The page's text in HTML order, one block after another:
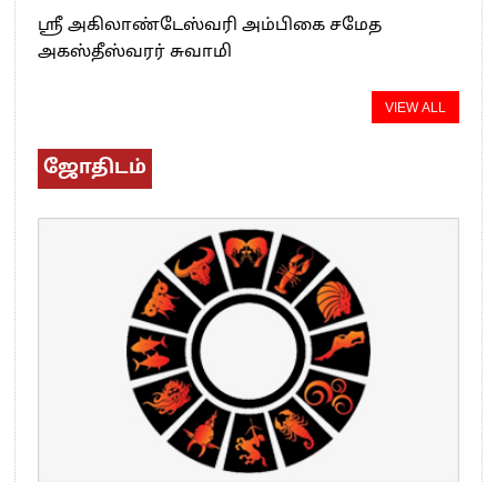
ஸ்ரீ அகிலாண்டேஸ்வரி அம்பிகை சமேத
அகஸ்தீஸ்வரர் சுவாமி
VIEW ALL
ஜோதிடம்